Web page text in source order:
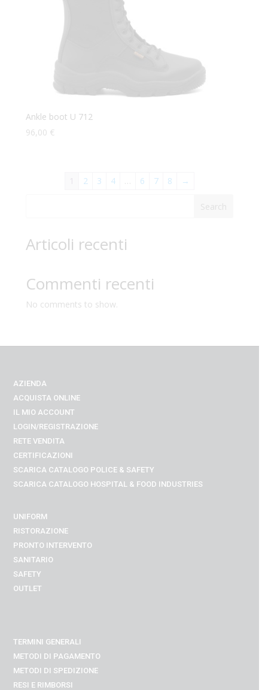
Ankle boot U 712
96,00 €
1 2 3 4 6 7 8 →
Search
Articoli recenti
Commenti recenti
No comments to show.
AZIENDA
ACQUISTA ONLINE
IL MIO ACCOUNT
LOGIN/REGISTRAZIONE
RETE VENDITA
CERTIFICAZIONI
SCARICA CATALOGO POLICE & SAFETY
SCARICA CATALOGO HOSPITAL & FOOD INDUSTRIES
UNIFORM
RISTORAZIONE
PRONTO INTERVENTO
SANITARIO
SAFETY
OUTLET
TERMINI GENERALI
METODI DI PAGAMENTO
METODI DI SPEDIZIONE
RESI E RIMBORSI